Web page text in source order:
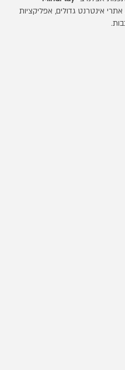
אתרי אינטרנט גדולים, אפליקציות